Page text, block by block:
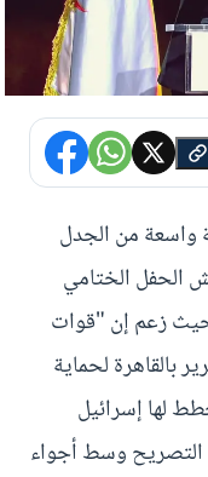
واسعة من الجدل
الحفل الختامي
حيث زعم إن "قوات
بالقاهرة لحماية
لها إسرائيل
حرب أكتوبر 1973". جاء التصريح وسط أجواء